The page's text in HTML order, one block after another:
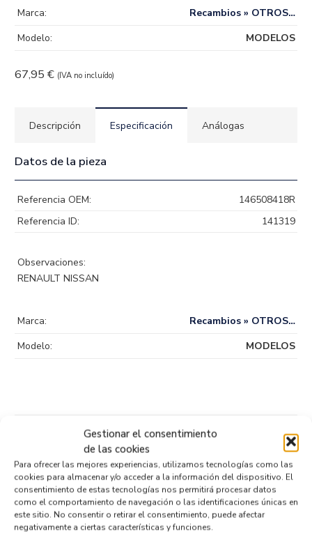
Gestionar el consentimiento
de las cookies
Para ofrecer las mejores experiencias, utilizamos tecnologías como las
cookies para almacenar y/o acceder a la información del dispositivo. El
consentimiento de estas tecnologías nos permitirá procesar datos
como el comportamiento de navegación o las identificaciones únicas en
este sitio. No consentir o retirar el consentimiento, puede afectar
negativamente a ciertas características y funciones.
67,95 € (IVA no incluído)
Marca:
Recambios » OTROS…
Modelo:
MODELOS
Descripción Especificación Análogas
Datos de la pieza
Referencia OEM:
146508418R
Referencia ID:
141319
Observaciones:
RENAULT NISSAN
Marca:
Recambios » OTROS…
Modelo:
MODELOS
Productos relacionados
BOMBA FRENO 020425550
Recambios IVECO DAILY FURGÓN
Referencia ID:
147058
Referencia OEM: 020425550